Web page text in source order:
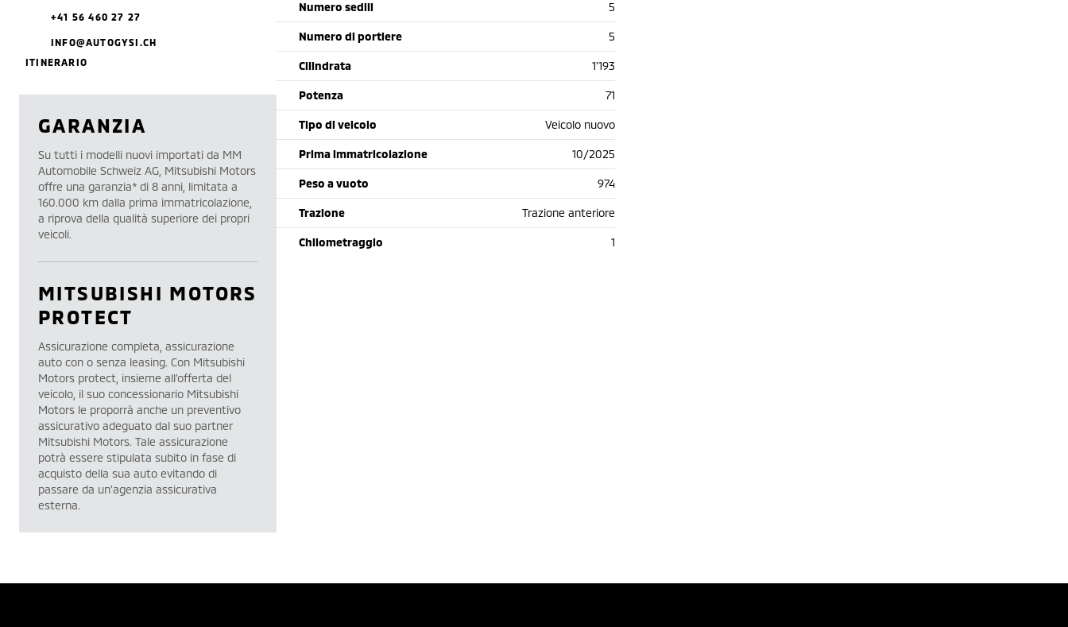
Numero sedili 5
Numero di portiere 5
Cilindrata 1'193
Potenza 71
Tipo di veicolo Veicolo nuovo
Prima immatricolazione 10/2025
Peso a vuoto 974
Trazione Trazione anteriore
Chilometraggio 1
+41 56 460 27 27
INFO@AUTOGYSI.CH
ITINERARIO
GARANZIA
Su tutti i modelli nuovi importati da MM
Automobile Schweiz AG, Mitsubishi Motors
offre una garanzia* di 8 anni, limitata a
160.000 km dalla prima immatricolazione,
a riprova della qualità superiore dei propri
veicoli.
MITSUBISHI MOTORS
PROTECT
Assicurazione completa, assicurazione
auto con o senza leasing. Con Mitsubishi
Motors protect, insieme all’offerta del
veicolo, il suo concessionario Mitsubishi
Motors le proporrà anche un preventivo
assicurativo adeguato dal suo partner
Mitsubishi Motors. Tale assicurazione
potrà essere stipulata subito in fase di
acquisto della sua auto evitando di
passare da un’agenzia assicurativa
esterna.